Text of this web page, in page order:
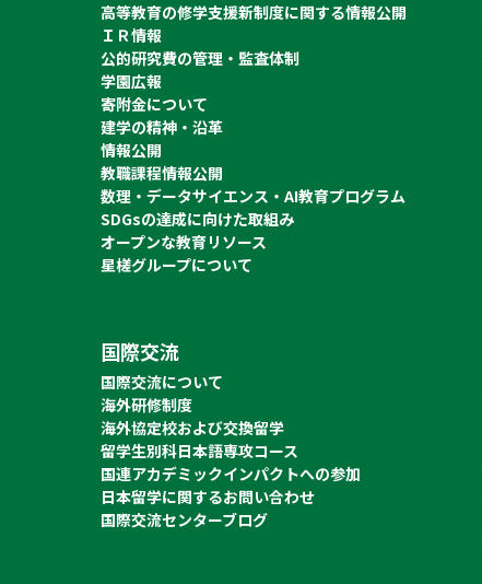
高等教育の修学支援新制度に関する情報公開
ＩＲ情報
公的研究費の管理・監査体制
学園広報
寄附金について
建学の精神・沿革
情報公開
教職課程情報公開
数理・データサイエンス・AI教育プログラム
SDGsの達成に向けた取組み
オープンな教育リソース
星槎グループについて
国際交流
国際交流について
海外研修制度
海外協定校および交換留学
留学生別科日本語専攻コース
国連アカデミックインパクトへの参加
日本留学に関するお問い合わせ
国際交流センターブログ